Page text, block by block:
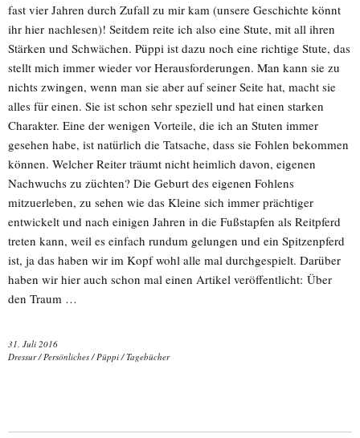
fast vier Jahren durch Zufall zu mir kam (unsere Geschichte könnt
ihr hier nachlesen)! Seitdem reite ich also eine Stute, mit all ihren
Stärken und Schwächen. Püppi ist dazu noch eine richtige Stute, das
stellt mich immer wieder vor Herausforderungen. Man kann sie zu
nichts zwingen, wenn man sie aber auf seiner Seite hat, macht sie
alles für einen. Sie ist schon sehr speziell und hat einen starken
Charakter. Eine der wenigen Vorteile, die ich an Stuten immer
gesehen habe, ist natürlich die Tatsache, dass sie Fohlen bekommen
können. Welcher Reiter träumt nicht heimlich davon, eigenen
Nachwuchs zu züchten? Die Geburt des eigenen Fohlens
mitzuerleben, zu sehen wie das Kleine sich immer prächtiger
entwickelt und nach einigen Jahren in die Fußstapfen als Reitpferd
treten kann, weil es einfach rundum gelungen und ein Spitzenpferd
ist, ja das haben wir im Kopf wohl alle mal durchgespielt. Darüber
haben wir hier auch schon mal einen Artikel veröffentlicht: Über
den Traum …
31. Juli 2016
Dressur/Persönliches/Püppi/Tagebücher